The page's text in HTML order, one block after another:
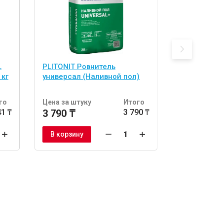
₸
PLITONIT Ровнитель
универсал (Наливной пол)
Цена за штуку
3 790 ₸
Итого
3 790 ₸
В корзину